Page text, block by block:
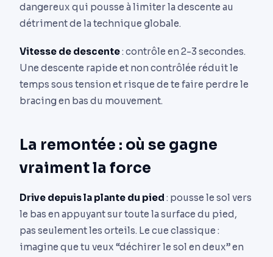
dangereux qui pousse à limiter la descente au
détriment de la technique globale.
Vitesse de descente: contrôle en 2-3 secondes.
Une descente rapide et non contrôlée réduit le
temps sous tension et risque de te faire perdre le
bracing en bas du mouvement.
La remontée : où se gagne
vraiment la force
Drive depuis la plante du pied : pousse le sol vers
le bas en appuyant sur toute la surface du pied,
pas seulement les orteils. Le cue classique :
imagine que tu veux “déchirer le sol en deux” en